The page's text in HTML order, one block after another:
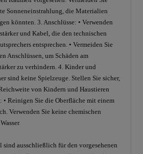
Sonneneinstrahlung, die Materialien
könnten. 3. Anschlüsse: • Verwenden
und Kabel, die den technischen
entsprechen. • Vermeiden Sie
Anschlüssen, um Schäden am
zu verhindern. 4. Kinder und
sind keine Spielzeuge. Stellen Sie sicher,
von Kindern und Haustieren
• Reinigen Sie die Oberfläche mit einem
Verwenden Sie keine chemischen
sind ausschließlich für den vorgesehenen